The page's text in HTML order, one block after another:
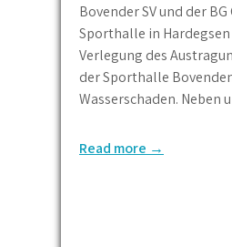
Bovender SV und der
Sporthalle in
Verlegung des
der Sporthalle
Wasserschaden.
Read more →